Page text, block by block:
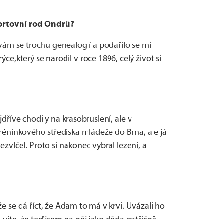
rod Ondrů?
se trochu genealogií a podařilo se mi
se narodil v roce 1896, celý život si
chodily na krasobruslení, ale v
střediska mládeže do Brna, ale já
Proto si nakonec vybral lezení, a
se dá říct, že Adam to má v krvi. Uvázali ho